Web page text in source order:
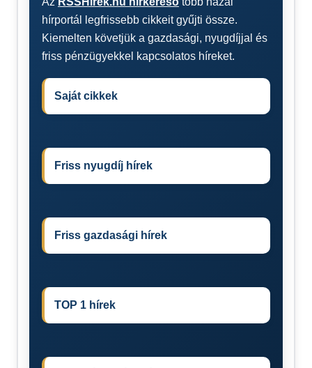
hírportál legfrissebb cikkeit gyűjti össze.
Kiemelten követjük a gazdasági, nyugdíjjal és
friss pénzügyekkel kapcsolatos híreket.
Saját cikkek
Friss nyugdíj hírek
Friss gazdasági hírek
TOP 1 hírek